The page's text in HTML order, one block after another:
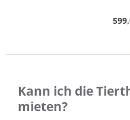
599,00
Kann ich die
mieten?